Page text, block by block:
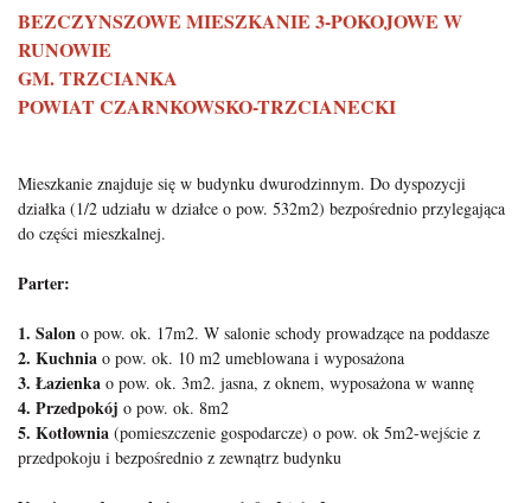
BEZCZYNSZOWE MIESZKANIE 3-POKOJOWE W
RUNOWIE
GM. TRZCIANKA
POWIAT CZARNKOWSKO-TRZCIANECKI
Mieszkanie znajduje się w budynku dwurodzinnym. Do dyspozycji
działka (1/2 udziału w działce o pow. 532m2) bezpośrednio przylegająca
do części mieszkalnej.
Parter:
1. Salon o pow. ok. 17m2. W salonie schody prowadzące na poddasze
2. Kuchnia o pow. ok. 10 m2 umeblowana i wyposażona
3. Łazienka o pow. ok. 3m2. jasna, z oknem, wyposażona w wannę
4. Przedpokój o pow. ok. 8m2
5. Kotłownia (pomieszczenie gospodarcze) o pow. ok 5m2-wejście z
przedpokoju i bezpośrednio z zewnątrz budynku